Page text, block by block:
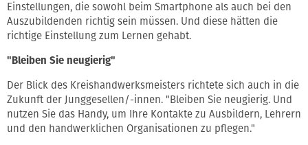
Einstellungen, die sowohl beim Smartphone als auch bei den
Auszubildenden richtig sein müssen. Und diese hätten die
richtige Einstellung zum Lernen gehabt.
"Bleiben Sie neugierig"
Der Blick des Kreishandwerksmeisters richtete sich auch in die
Zukunft der Junggesellen/-innen. "Bleiben Sie neugierig. Und
nutzen Sie das Handy, um Ihre Kontakte zu Ausbildern, Lehrern
und den handwerklichen Organisationen zu pflegen."